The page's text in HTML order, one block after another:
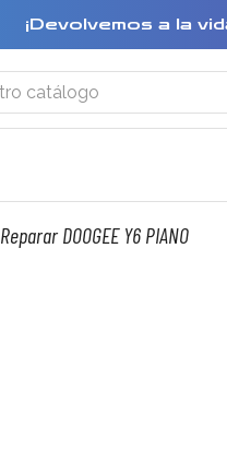
¡Devolvemos a la
Reparar DOOGEE Y6 PIANO